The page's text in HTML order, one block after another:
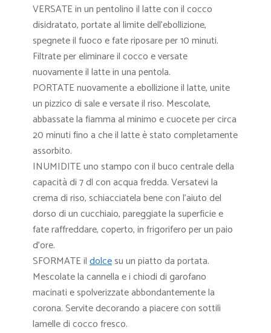
VERSATE in un pentolino il latte con il cocco
disidratato, portate al limite dell’ebollizione,
spegnete il fuoco e fate riposare per 10 minuti.
Filtrate per eliminare il cocco e versate
nuovamente il latte in una pentola.
PORTATE nuovamente a ebollizione il latte, unite
un pizzico di sale e versate il riso. Mescolate,
abbassate la fiamma al minimo e cuocete per circa
20 minuti fino a che il latte è stato completamente
assorbito.
INUMIDITE uno stampo con il buco centrale della
capacità di 7 dl con acqua fredda. Versatevi la
crema di riso, schiacciatela bene con l’aiuto del
dorso di un cucchiaio, pareggiate la superficie e
fate raffreddare, coperto, in frigorifero per un paio
d’ore.
SFORMATE ildolcesu un piatto da portata.
Mescolate la cannella e i chiodi di garofano
macinati e spolverizzate abbondantemente la
corona. Servite decorando a piacere con sottili
lamelle di cocco fresco.